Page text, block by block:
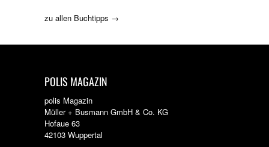
zu allen Buchtipps →
POLIS MAGAZIN
polis Magazin
Müller + Busmann GmbH & Co. KG
Hofaue 63
42103 Wuppertal